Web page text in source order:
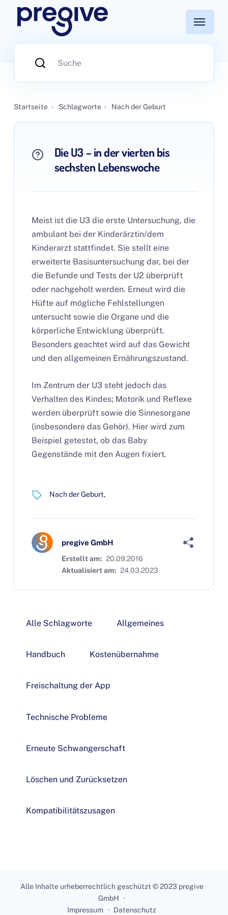
Startseite › Schlagworte › Nach der Geburt
Die U3 – in der vierten bis
sechsten Lebenswoche
Meist ist die U3 die erste Untersuchung, die
ambulant bei der Kinderärztin/dem
Kinderarzt stattfindet. Sie stellt eine
erweiterte Basisuntersuchung dar, bei der
die Befunde und Tests der U2 überprüft
oder nachgeholt werden. Erneut wird die
Hüfte auf mögliche Fehlstellungen
untersucht sowie die Organe und die
körperliche Entwicklung überprüft.
Besonders geachtet wird auf das Gewicht
und den allgemeinen Ernährungszustand.
Im Zentrum der U3 steht jedoch das
Verhalten des Kindes; Motorik und Reflexe
werden überprüft sowie die Sinnesorgane
(insbesondere das Gehör). Hier wird zum
Beispiel getestet, ob das Baby
Gegenstände mit den Augen fixiert.
Nach der Geburt
pregive GmbH
Erstellt am: 20.09.2016
Aktualisiert am: 24.03.2023
Alle Schlagworte Allgemeines
Handbuch Kostenübernahme
Freischaltung der App
Technische Probleme
Erneute Schwangerschaft
Löschen und Zurücksetzen
Kompatibilitätszusagen
Alle Inhalte urheberrechtlich geschützt © 2023 pregive
GmbH
Impressum
Datenschutz